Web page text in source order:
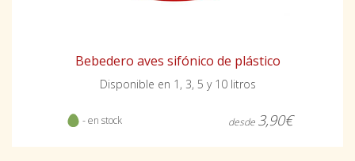
Bebedero aves sifónico de plástico
Disponible en 1, 3, 5 y 10 litros
- en stock desde 3,90€